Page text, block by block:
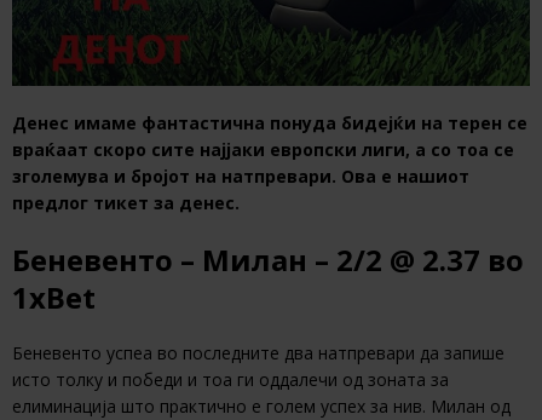
Денес имаме фантастична понуда бидејќи на терен се
враќаат скоро сите најјаки европски лиги, а со тоа се
зголемува и бројот на натпревари. Ова е нашиот
предлог тикет за денес.
Беневенто – Милан – 2/2 @ 2.37 во
1xBet
Беневенто успеа во последните два натпревари да запише
исто толку и победи и тоа ги оддалечи од зоната за
елиминација што практично е голем успех за нив. Милан од